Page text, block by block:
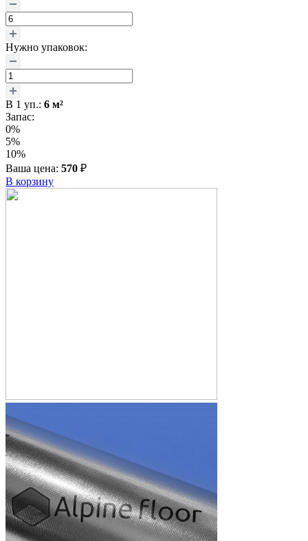
Нужно упаковок:
В 1 уп.: 6 м²
Запас:
0%
5%
10%
Ваша цена: 570 ₽
В корзину